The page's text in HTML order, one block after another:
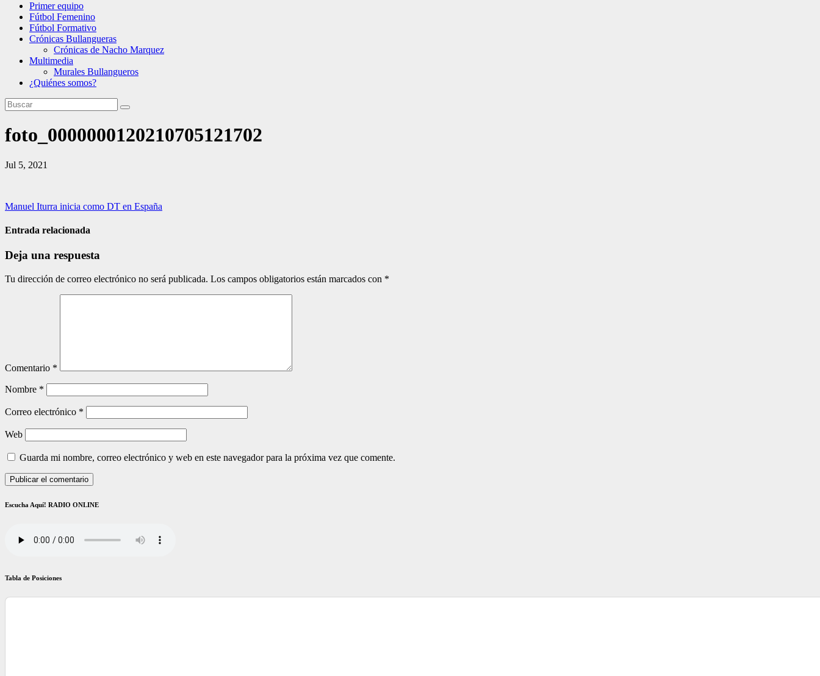
Primer equipo
Fútbol Femenino
Fútbol Formativo
Crónicas Bullangueras
Crónicas de Nacho Marquez
Multimedia
Murales Bullangueros
¿Quiénes somos?
foto_0000000120210705121702
Jul 5, 2021
Navegación
de
Manuel Iturra inicia como DT en España
Entrada relacionada
Deja una respuesta
Tu dirección de correo electrónico no será publicada. Los campos obligatorios están marcados con *
Comentario *
Nombre *
Correo electrónico *
Web
Guarda mi nombre, correo electrónico y web en este navegador para la próxima vez que comente.
Escucha Aquí! RADIO ONLINE
Tabla de Posiciones